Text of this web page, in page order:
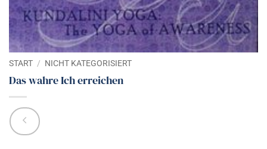
START / NICHT KATEGORISIERT
Das wahre Ich erreichen